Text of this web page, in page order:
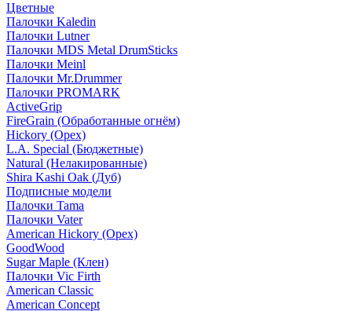
Цветные
Палочки Kaledin
Палочки Lutner
Палочки MDS Metal DrumSticks
Палочки Meinl
Палочки Mr.Drummer
Палочки PROMARK
ActiveGrip
FireGrain (Обработанные огнём)
Hickory (Орех)
L.A. Special (Бюджетные)
Natural (Нелакированные)
Shira Kashi Oak (Дуб)
Подписные модели
Палочки Tama
Палочки Vater
American Hickory (Орех)
GoodWood
Sugar Maple (Клен)
Палочки Vic Firth
American Classic
American Concept